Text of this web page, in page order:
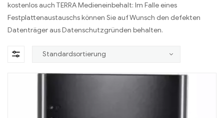
kostenlos auch TERRA Medieneinbehalt: Im Falle eines
Festplattenaustauschs können Sie auf Wunsch den defekten
Datenträger aus Datenschutzgründen behalten.